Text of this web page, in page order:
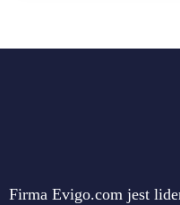
Firma Evigo.com jest